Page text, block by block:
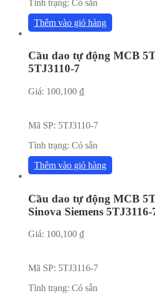
Tình trạng: Có sẵn
Thêm vào giỏ hàng
Cầu dao tự động MCB
5TJ3110-7
Giá: 100,100 ₫
Mã SP: 5TJ3110-7
Tình trạng: Có sẵn
Thêm vào giỏ hàng
Cầu dao tự động MCB
Sinova Siemens 5TJ3116-
Giá: 100,100 ₫
Mã SP: 5TJ3116-7
Tình trạng: Có sẵn